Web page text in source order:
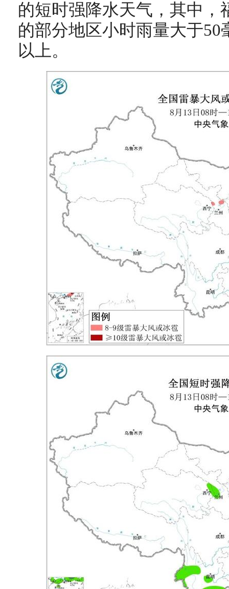
的短时强降水天气，其中，
的部分地区小时雨量大于50
以上。